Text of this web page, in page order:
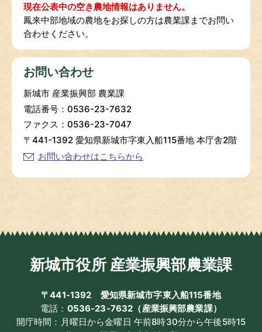
現在公表中の空き農地情報はありません。
鳳来中部地域の農地をお探しの方は農業課までお問い
合わせください。
お問い合わせ
新城市 産業振興部 農業課
電話番号：0536-23-7632
ファクス：0536-23-7047
〒441-1392 愛知県新城市字東入船115番地 本庁舎2階
お問い合わせはこちらから
新城市役所 産業振興部農業課
〒441-1392
愛知県新城市字東入船115番地
電話： 0536-23-7632（産業振興部農業課）
開庁時間：月曜日から金曜日 午前8時30分から午後5時15